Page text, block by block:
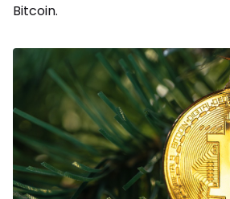
Bitcoin.